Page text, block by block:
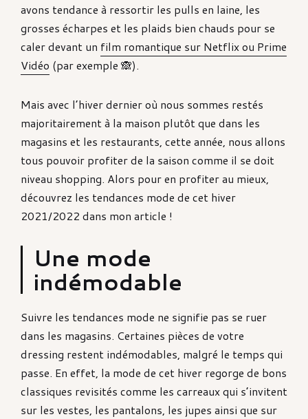
avons tendance à ressortir les pulls en laine, les
grosses écharpes et les plaids bien chauds pour se
caler devant un film romantique sur Netflix ou Prime
Vidéo (par exemple 🙈).
Mais avec l’hiver dernier où nous sommes restés
majoritairement à la maison plutôt que dans les
magasins et les restaurants, cette année, nous allons
tous pouvoir profiter de la saison comme il se doit
niveau shopping. Alors pour en profiter au mieux,
découvrez les tendances mode de cet hiver
2021/2022 dans mon article !
Une mode
indémodable
Suivre les tendances mode ne signifie pas se ruer
dans les magasins. Certaines pièces de votre
dressing restent indémodables, malgré le temps qui
passe. En effet, la mode de cet hiver regorge de bons
classiques revisités comme les carreaux qui s’invitent
sur les vestes, les pantalons, les jupes ainsi que sur